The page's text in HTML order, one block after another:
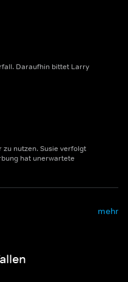
Daraufhin bittet Larry
zu nutzen. Susie verfolgt
hat unerwartete
mehr